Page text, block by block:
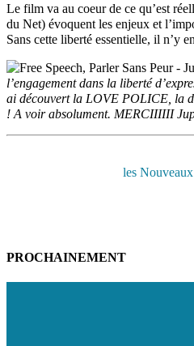
Le film va au coeur de ce qu’est
du Net) évoquent les enjeux et
Sans cette liberté essentielle, il n’y
l’engagement dans la liberté
ai découvert la LOVE POLICE, la
! A voir absolument. MERCIIIIII
les
PROCHAINEMENT